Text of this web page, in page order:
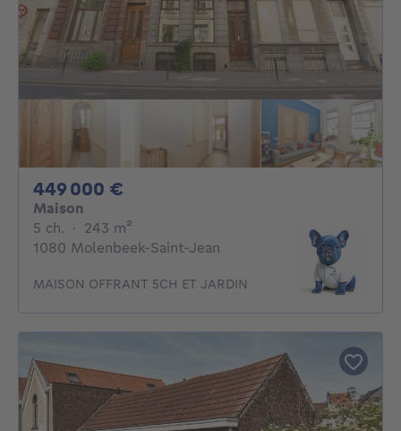
449 000 €
Maison
5 ch. 5 chambres
· 243 m²
1080 Molenbeek-Saint-Jean
MAISON OFFRANT 5CH ET JARDIN